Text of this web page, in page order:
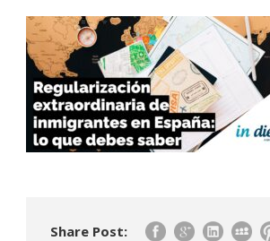
Share Post: